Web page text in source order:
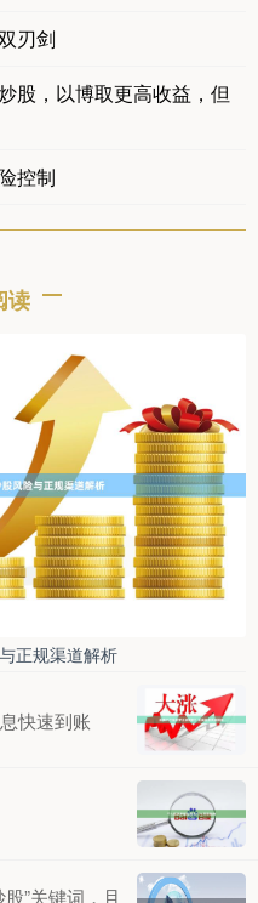
刃剑
股，以博取更高收益，但
控制
读
正规渠道解析
快速到账
”关键词，且